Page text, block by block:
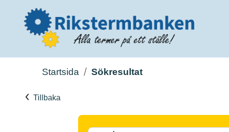
Startsida Sökresultat
Tillbaka